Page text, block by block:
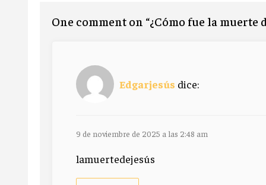
One comment on “¿Cómo fue la muerte
Edgarjesús dice:
9 de noviembre de 2025 a las 2:48 am
lamuertedejesús